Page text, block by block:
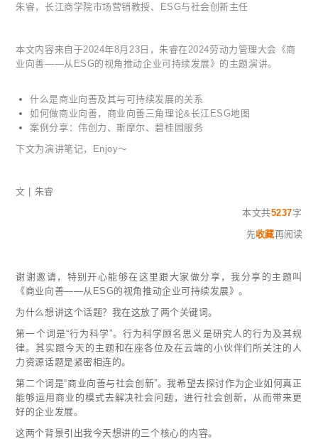
朱睿，长江商学院市场营销教授、ESG与社会创新主任
本文内容来自于2024年8月23日，朱睿在2024劳动力管理大会《商
业向善——从ESG的视角推动企业可持续发展》的主题演讲。
什么是商业向善及其与可持续发展的关系
如何做商业向善，商业向善三角理论&长江ESG地图
案例分享：伟创力、斯摩尔、碧桂园服务
下文为演讲笔记，Enjoy～
文 | 朱睿
本文共5237字
先收藏再阅读
谢谢邀请，特别开心能够在这里跟大家做分享，我分享的主题叫
《商业向善——从ESG的视角推动企业可持续发展》。
为什么想讲这个话题？我在这放了两个关键词。
第一个词是“行为科学”。行为科学顾名思义是研究人的行为及其规
律。其实跟今天的主题和在座各位及在云端的小伙伴们所关注的人
力资源话题是紧密相连的。
第二个词是“商业向善与社会创新”。我希望去探讨作为企业如何真正
能够运用商业的模式去解决社会问题，进行社会创新，从而带来更
好的企业发展。
这两个背景引出我今天想讲的三个核心的内容。